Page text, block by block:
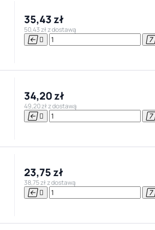
35,43 zł
50,43 zł z dostawą
 
34,20 zł
49,20 zł z dostawą
 
23,75 zł
38,75 zł z dostawą
 